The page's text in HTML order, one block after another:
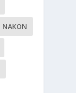
NAKON